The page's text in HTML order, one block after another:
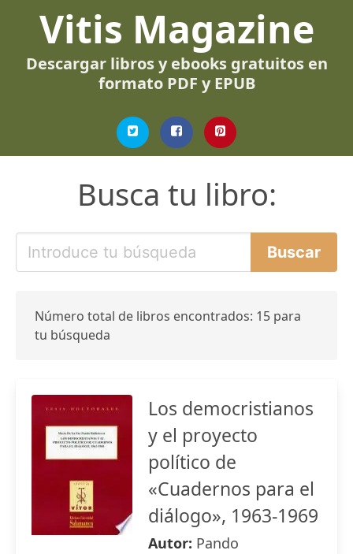
Vitis Magazine
Descargar libros y ebooks gratuitos en
formato PDF y EPUB
Busca tu libro:
Número total de libros encontrados: 15 para
tu búsqueda
Los democristianos
y el proyecto
político de
«Cuadernos para el
diálogo», 1963-1969
Autor: Pando